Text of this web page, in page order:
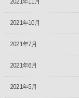
2021年11月
2021年10月
2021年7月
2021年6月
2021年5月